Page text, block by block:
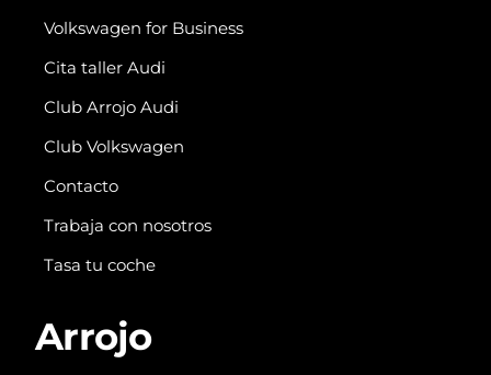
Volkswagen for Business
Cita taller Audi
Club Arrojo Audi
Club Volkswagen
Contacto
Trabaja con nosotros
Tasa tu coche
Arrojo